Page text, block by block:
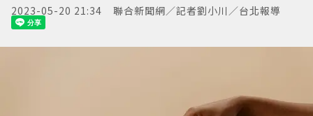
2023-05-20 21:34 聯合新聞網／記者劉小川／台北報導